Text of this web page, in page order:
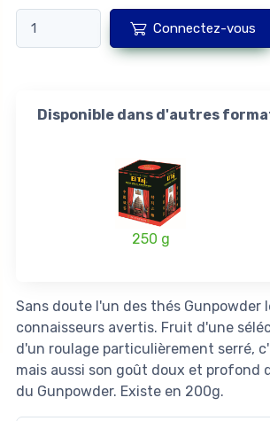
Connectez-vous
Disponible dans d'autres
250 g
Sans doute l'un des thés Gunpowder
connaisseurs avertis. Fruit d'une
d'un roulage particulièrement serré,
mais aussi son goût doux et profond
du Gunpowder. Existe en 200g.